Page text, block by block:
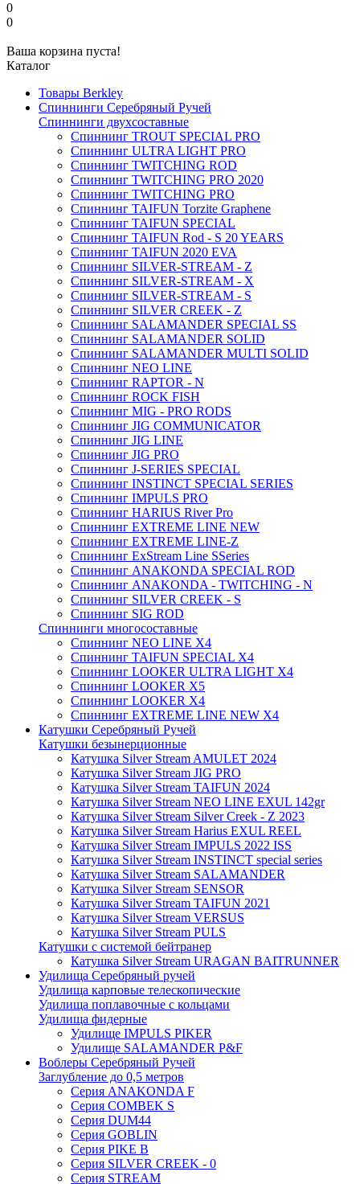
0
0
Ваша корзина пуста!
Каталог
Товары Berkley
Спиннинги Серебряный Ручей
Спиннинги двухсоставные
Спиннинг TROUT SPECIAL PRO
Спиннинг ULTRA LIGHT PRO
Спиннинг TWITCHING ROD
Спиннинг TWITCHING PRO 2020
Спиннинг TWITCHING PRO
Спиннинг TAIFUN Torzite Graphene
Спиннинг TAIFUN SPECIAL
Спиннинг TAIFUN Rod - S 20 YEARS
Спиннинг TAIFUN 2020 EVA
Спиннинг SILVER-STREAM - Z
Спиннинг SILVER-STREAM - X
Спиннинг SILVER-STREAM - S
Спиннинг SILVER CREEK - Z
Спиннинг SALAMANDER SPECIAL SS
Спиннинг SALAMANDER SOLID
Спиннинг SALAMANDER MULTI SOLID
Спиннинг NEO LINE
Спиннинг RAPTOR - N
Спиннинг ROCK FISH
Спиннинг MIG - PRO RODS
Спиннинг JIG COMMUNICATOR
Спиннинг JIG LINE
Спиннинг JIG PRO
Спиннинг J-SERIES SPECIAL
Спиннинг INSTINCT SPECIAL SERIES
Спиннинг IMPULS PRO
Спиннинг HARIUS River Pro
Спиннинг EXTREME LINE NEW
Спиннинг EXTREME LINE-Z
Спиннинг ExStream Line SSeries
Спиннинг ANAKONDA SPECIAL ROD
Спиннинг ANAKONDA - TWITCHING - N
Спиннинг SILVER CREEK - S
Спиннинг SIG ROD
Спиннинги многосоставные
Спиннинг NEO LINE X4
Спиннинг TAIFUN SPECIAL X4
Спиннинг LOOKER ULTRA LIGHT X4
Спиннинг LOOKER X5
Спиннинг LOOKER X4
Спиннинг EXTREME LINE NEW X4
Катушки Серебряный Ручей
Катушки безынерционные
Катушка Silver Stream AMULET 2024
Катушка Silver Stream JIG PRO
Катушка Silver Stream TAIFUN 2024
Катушка Silver Stream NEO LINE EXUL 142gr
Катушка Silver Stream Silver Creek - Z 2023
Катушка Silver Stream Harius EXUL REEL
Катушка Silver Stream IMPULS 2022 ISS
Катушка Silver Stream INSTINCT special series
Катушка Silver Stream SALAMANDER
Катушка Silver Stream SENSOR
Катушка Silver Stream TAIFUN 2021
Катушка Silver Stream VERSUS
Катушка Silver Stream PULS
Катушки с системой бейтранер
Катушка Silver Stream URAGAN BAITRUNNER
Удилища Серебряный ручей
Удилища карповые телескопические
Удилища поплавочные с кольцами
Удилища фидерные
Удилище IMPULS PIKER
Удилище SALAMANDER P&F
Воблеры Серебряный Ручей
Заглубление до 0,5 метров
Серия ANAKONDA F
Серия COMBEK S
Серия DUM44
Серия GOBLIN
Серия PIKE B
Серия SILVER CREEK - 0
Серия STREAM